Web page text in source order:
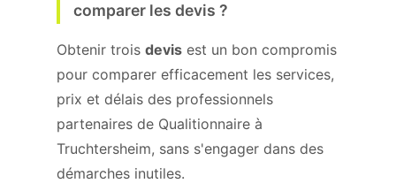
comparer les devis ?
Obtenir trois devis est un bon compromis
pour comparer efficacement les services,
prix et délais des professionnels
partenaires de Qualitionnaire à
Truchtersheim, sans s'engager dans des
démarches inutiles.